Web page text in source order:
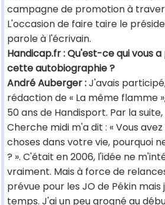
campagne de promotion à
L'occasion de faire taire le
parole à l'écrivain.
Handicap.fr : Qu'est-ce qui vous
cette autobiographie ?
André Auberger :J'avais
rédaction de « La même flamme
50 ans de Handisport. Par la
Cherche midi m'a dit : « Vous
choses dans votre vie, pourquoi
? ». C'était en 2006, l'idée ne
vraiment. Mais à force de
prévue pour les JO de Pékin mais
temps. J'ai un peu grogné au